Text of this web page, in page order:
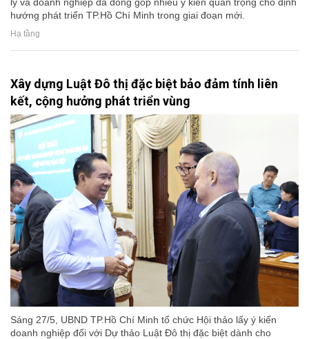
hướng phát triển TP.Hồ Chí Minh trong giai đoạn mới.
Hạ tầng
Xây dựng Luật Đô thị đặc biệt bảo đảm tính liên
kết, cộng hưởng phát triển vùng
Sáng 27/5, UBND TP.Hồ Chí Minh tổ chức Hội thảo lấy ý kiến
doanh nghiệp đối với Dự thảo Luật Đô thị đặc biệt dành cho